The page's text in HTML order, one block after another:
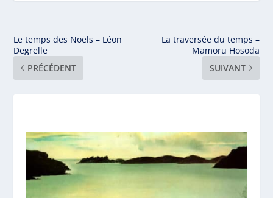
Le temps des Noëls – Léon
Degrelle
PRÉCÉDENT
La traversée du temps –
Mamoru Hosoda
SUIVANT